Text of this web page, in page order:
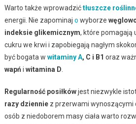
Warto także wprowadzićtłuszcze
energii. Nie zapominaj o wyborze
indeksie glikemicznym, które pomagają
cukru we krwi i zapobiegają nagłym
być bogata w witaminy A, C i B1 oraz
wapń i witamina D.
Regularność posiłkówjest niezwykle
razy dzienniez przerwami wynoszącymi
osób z niedoborem masy ciała warto